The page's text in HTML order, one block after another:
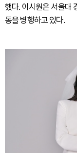
했다. 이시원은 서울대
동을 병행하고 있다.